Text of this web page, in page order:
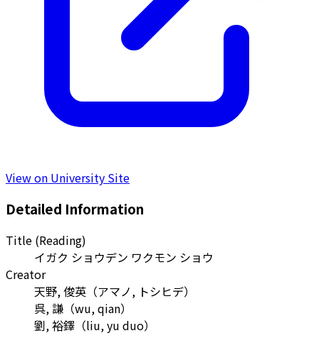
View on University Site
Detailed Information
Title (Reading)
イガク ショウデン ワクモン ショウ
Creator
天野, 俊英 （アマノ, トシヒデ）
呉, 謙 （wu, qian）
劉, 裕鐸 （liu, yu duo）